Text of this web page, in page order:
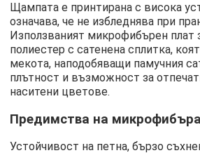
Щампата е принтирана с висока
означава, че не избледнява при
Използваният микрофибърен плат
полиестер с сатенена сплитка,
мекота, наподобяващи памучния
плътност и възможност за
наситени цветове.
Предимства на микрофибъра
Устойчивост на петна, бързо